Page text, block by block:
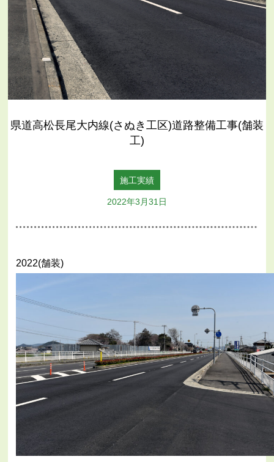
県道高松長尾大内線(さぬき工区)道路整備工事(舗装
工)
施工実績
2022年3月31日
2022(舗装)